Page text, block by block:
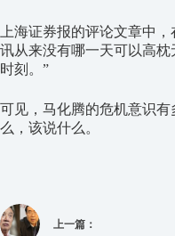
上海证券报的评论文章中
讯从来没有哪一天可以高
时刻。”
可见，马化腾的危机意识
么，该说什么。
上一篇：